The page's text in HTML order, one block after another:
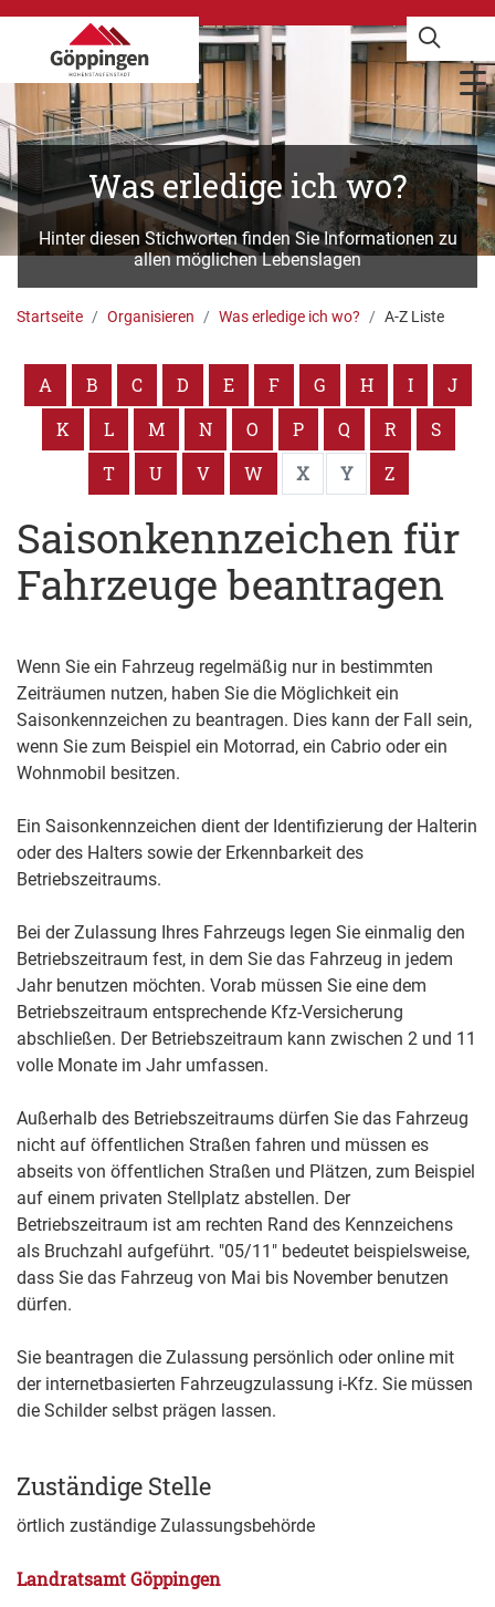
Was erledige ich wo?
Hinter diesen Stichworten finden Sie Informationen zu
allen möglichen Lebenslagen
Startseite Organisieren Was erledige ich wo? A-Z Liste
A B C D E F G H I
J
K
L M N O P Q R
S
T
U V W X Y Z
Saisonkennzeichen für
Fahrzeuge beantragen
Wenn Sie ein Fahrzeug regelmäßig nur in bestimmten
Zeiträumen nutzen, haben Sie die Möglichkeit ein
Saisonkennzeichen zu beantragen. Dies kann der Fall sein,
wenn Sie zum Beispiel ein Motorrad, ein Cabrio oder ein
Wohnmobil besitzen.
Ein Saisonkennzeichen dient der Identifizierung der Halterin
oder des Halters sowie der Erkennbarkeit des
Betriebszeitraums.
Bei der Zulassung Ihres Fahrzeugs legen Sie einmalig den
Betriebszeitraum fest, in dem Sie das Fahrzeug in jedem
Jahr benutzen möchten. Vorab müssen Sie eine dem
Betriebszeitraum entsprechende Kfz-Versicherung
abschließen. Der Betriebszeitraum kann zwischen 2 und 11
volle Monate im Jahr umfassen.
Außerhalb des Betriebszeitraums dürfen Sie das Fahrzeug
nicht auf öffentlichen Straßen fahren und müssen es
abseits von öffentlichen Straßen und Plätzen, zum Beispiel
auf einem privaten Stellplatz abstellen. Der
Betriebszeitraum ist am rechten Rand des Kennzeichens
als Bruchzahl aufgeführt. "05/11" bedeutet beispielsweise,
dass Sie das Fahrzeug von Mai bis November benutzen
dürfen.
Sie beantragen die Zulassung persönlich oder online mit
der internetbasierten Fahrzeugzulassung i-Kfz. Sie müssen
die Schilder selbst prägen lassen.
Zuständige Stelle
örtlich zuständige Zulassungsbehörde
Landratsamt Göppingen